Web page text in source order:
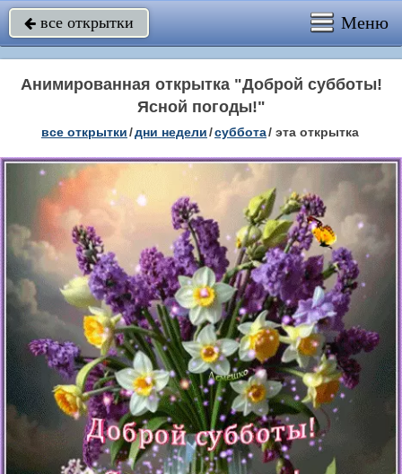
 все открытки Меню
Анимированная открытка "Доброй субботы!
Ясной погоды!"
все открытки/дни недели/суббота/ эта открытка